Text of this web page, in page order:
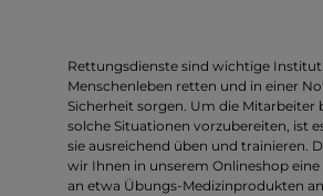
Rettungsdienste sind wichtige
Menschenleben retten und in einer
Sicherheit sorgen. Um die Mitarbeiter
solche Situationen vorzubereiten, ist
sie ausreichend üben und trainieren.
wir Ihnen in unserem Onlineshop
an etwa Übungs-Medizinprodukten